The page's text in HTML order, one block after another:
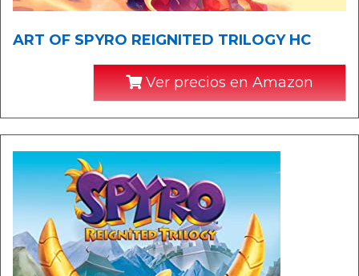
ART OF SPYRO REIGNITED TRILOGY HC
Ver precios en Amazon